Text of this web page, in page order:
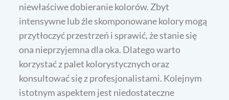
niewłaściwe dobieranie kolorów. Zbyt
intensywne lub źle skomponowane kolory mogą
przytłoczyć przestrzeń i sprawić, że stanie się
ona nieprzyjemna dla oka. Dlatego warto
korzystać z palet kolorystycznych oraz
konsultować się z profesjonalistami. Kolejnym
istotnym aspektem jest niedostateczne